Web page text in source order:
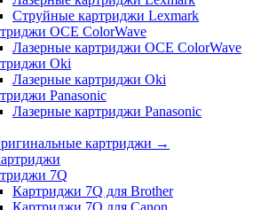
Струйные картриджи Lexmark
OCE ColorWave
Лазерные картриджи OCE ColorWave
Oki
Лазерные картриджи Oki
Panasonic
Лазерные картриджи Panasonic
картриджи →
7Q
Картриджи 7Q для Brother
Картриджи 7Q для Canon